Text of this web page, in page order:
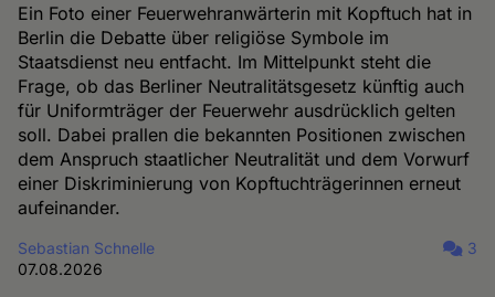
Ein Foto einer Feuerwehranwärterin mit Kopftuch hat in
Berlin die Debatte über religiöse Symbole im
Staatsdienst neu entfacht. Im Mittelpunkt steht die
Frage, ob das Berliner Neutralitätsgesetz künftig auch
für Uniformträger der Feuerwehr ausdrücklich gelten
soll. Dabei prallen die bekannten Positionen zwischen
dem Anspruch staatlicher Neutralität und dem Vorwurf
einer Diskriminierung von Kopftuchträgerinnen erneut
aufeinander.
Sebastian Schnelle
07.08.2026
3